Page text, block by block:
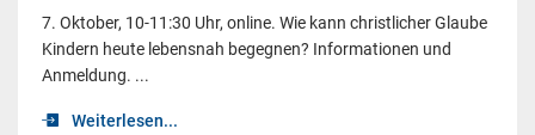
7. Oktober, 10-11:30 Uhr, online. Wie kann christlicher Glaube
Kindern heute lebensnah begegnen? Informationen und
Anmeldung. ...
Weiterlesen...